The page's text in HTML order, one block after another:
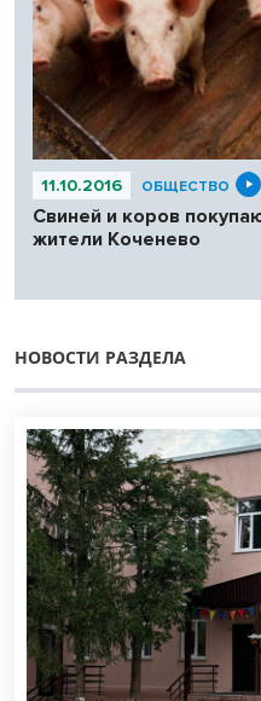
11.10.2016 ОБЩЕСТВО
Свиней и коров
жители Коченево
НОВОСТИ РАЗДЕЛА